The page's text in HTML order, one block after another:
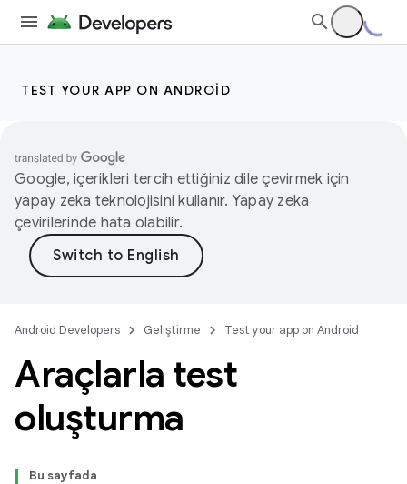
TEST YOUR APP ON ANDROID
Google, içerikleri tercih ettiğiniz dile çevirmek için
yapay zeka teknolojisini kullanır. Yapay zeka
çevirilerinde hata olabilir.
Android Developers Geliştirme Test your app on Android
Araçlarla test
oluşturma
Bu sayfada